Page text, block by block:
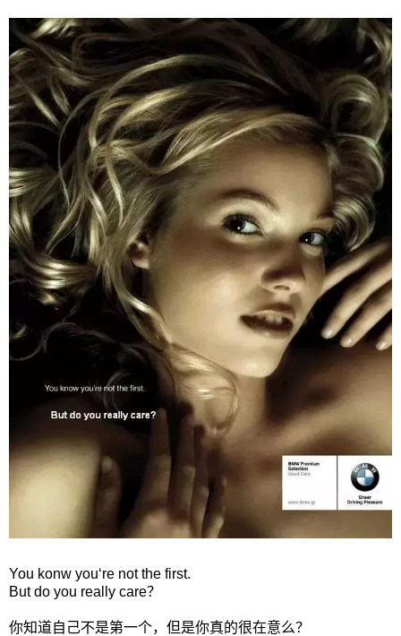
You konw you‘re not the first.
But do you really care？
你知道自己不是第一个，但是你真的很在意么？